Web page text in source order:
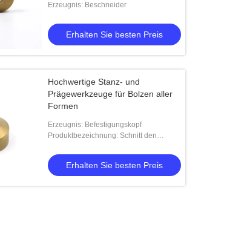
Erzeugnis: Beschneider
Erhalten Sie besten Preis
Hochwertige Stanz- und
Prägewerkzeuge für Bolzen aller
Formen
Erzeugnis: Befestigungskopf
Produktbezeichnung: Schnitt den
verschiedene Schrauben
Erhalten Sie besten Preis